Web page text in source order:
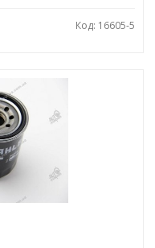
Код: 16605-5